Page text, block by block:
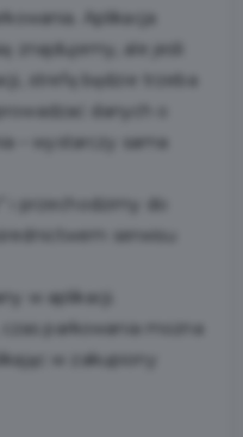
Aplikacja
znajdujemy, ale jeśli
strefę będzie trzeba
danych o
– wystarczy sama
i przechodzimy do
serwisu
w aplikacji.
parkowania można
w zakupiony